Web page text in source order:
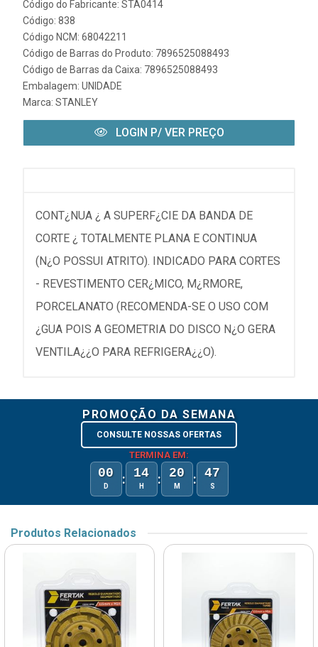
Código do Fabricante: STA0414
Código: 838
Código NCM: 68042211
Código de Barras do Produto: 7896525088493
Código de Barras da Caixa: 7896525088493
Embalagem: UNIDADE
Marca: STANLEY
LOGIN P/ VER PREÇO
CONT¿NUA ¿ A SUPERF¿CIE DA BANDA DE
CORTE ¿ TOTALMENTE PLANA E CONTINUA
(N¿O POSSUI ATRITO). INDICADO PARA CORTES
- REVESTIMENTO CER¿MICO, M¿RMORE,
PORCELANATO (RECOMENDA-SE O USO COM
¿GUA POIS A GEOMETRIA DO DISCO N¿O GERA
VENTILA¿¿O PARA REFRIGERA¿¿O).
PROMOÇÃO DA SEMANA
CONSULTE NOSSAS OFERTAS
TERMINA EM:
00
D : 14
H : 20
M : 47
S
Produtos Relacionados